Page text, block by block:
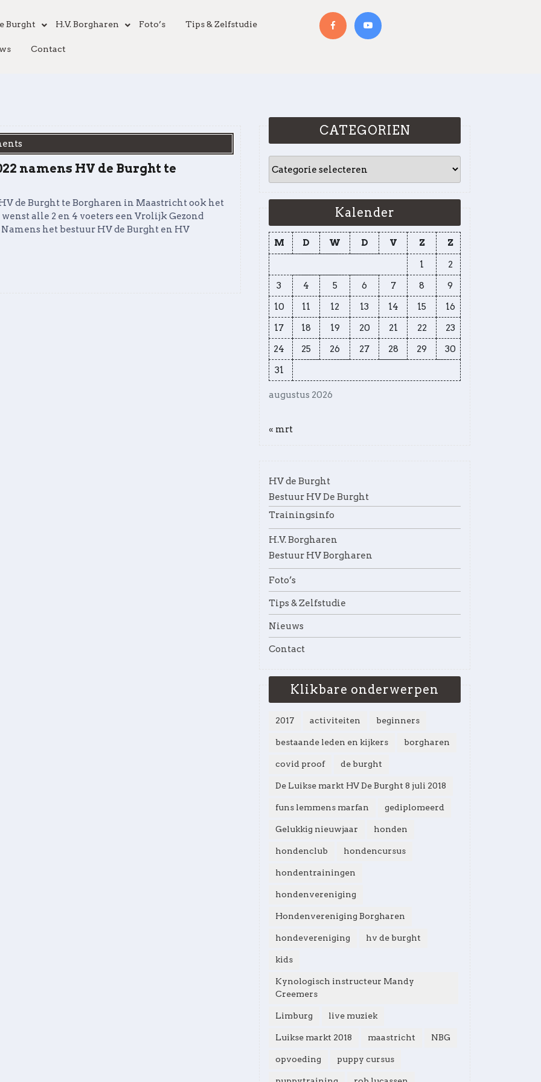
Burght H.V. Borgharen Foto’s Tips & Zelfstudie
Contact
Facebook
namens HV de Burght te
de Burght te Borgharen in Maastricht ook het
alle 2 en 4 voeters een Vrolijk Gezond
het bestuur HV de Burght en HV
CATEGORIEN
CATEGORIEN
Kalender
augustus 2026
M D W D V Z
Z
1
2
3
4 5 6 7 8
9
10
11 12 13 14 15
16
17
18 19 20 21 22
23
24
25 26 27 28 29
30
31
« mrt
HV de Burght
Bestuur HV De Burght
Trainingsinfo
H.V. Borgharen
Bestuur HV Borgharen
Foto’s
Tips & Zelfstudie
Nieuws
Contact
Klikbare onderwerpen
2017 activiteiten beginners
bestaande leden en kijkers borgharen
covid proof de burght
De Luikse markt HV De Burght 8 juli 2018
funs lemmens marfan gediplomeerd
Gelukkig nieuwjaar honden
hondenclub hondencursus
hondentrainingen
hondenvereniging
Hondenvereniging Borgharen
hondevereniging hv de burght
kids
Kynologisch instructeur Mandy
Creemers
Limburg live muziek
Luikse markt 2018 maastricht NBG
opvoeding puppy cursus